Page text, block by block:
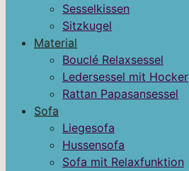
Sesselkissen
Sitzkugel
Material
Bouclé Relaxsessel
Ledersessel mit Hocker
Rattan Papasansessel
Sofa
Liegesofa
Hussensofa
Sofa mit Relaxfunktion